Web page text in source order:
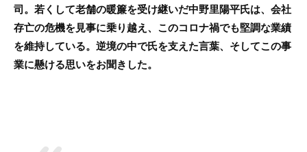
司。若くして老舗の暖簾を受け継いだ中野里陽平氏は、会社
存亡の危機を見事に乗り越え、このコロナ禍でも堅調な業績
を維持している。逆境の中で氏を支えた言葉、そしてこの事
業に懸ける思いをお聞きした。